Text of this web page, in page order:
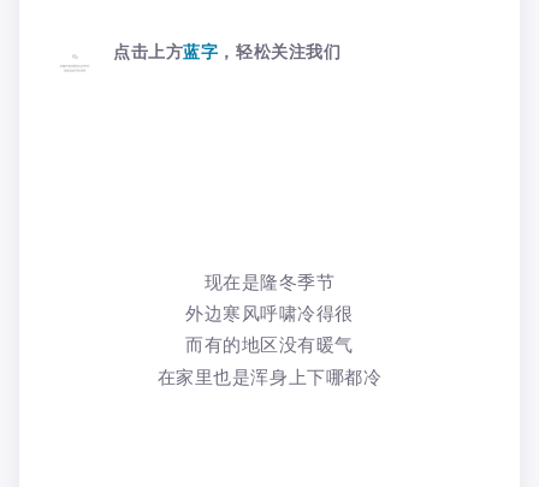
点击上方蓝字 ，轻松关注我们
现在是隆冬季节
外边寒风呼啸冷得很
而有的地区没有暖气
在家里也是浑身上下哪都冷